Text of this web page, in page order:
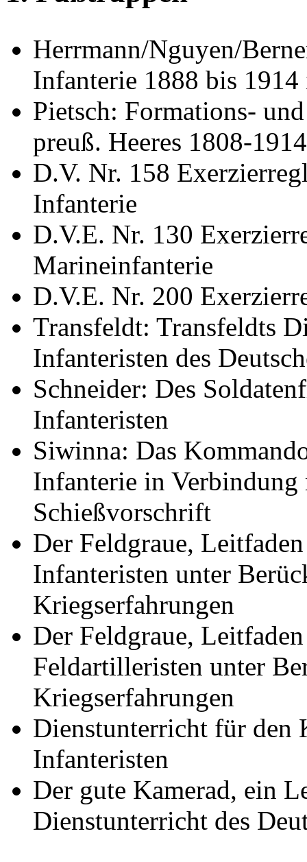
Herrmann/Nguyen/
Infanterie 1888 bis 1914
Pietsch: Formations-
preuß. Heeres 1808-
D.V. Nr. 158
Infanterie
D.V.E. Nr. 130
Marineinfanterie
D.V.E. Nr. 200
Transfeldt: Transfeldts
Infanteristen des
Schneider: Des
Infanteristen
Siwinna: Das
Infanterie in
Schießvorschrift
Der Feldgraue,
Infanteristen unter
Kriegserfahrungen
Der Feldgraue,
Feldartilleristen unter
Kriegserfahrungen
Dienstunterricht für den
Infanteristen
Der gute Kamerad, ein
Dienstunterricht des